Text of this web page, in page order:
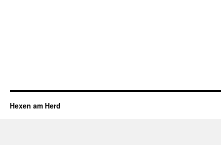
Hexen am Herd